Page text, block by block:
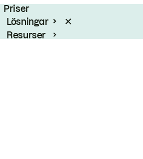
Priser
Lösningar
Resurser